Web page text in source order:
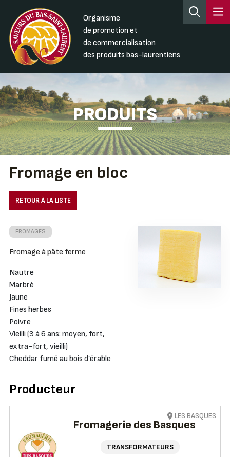
Organisme
de promotion et
de commercialisation
des produits bas-laurentiens
PRODUITS
Fromage en bloc
RETOUR À LA LISTE
FROMAGES
Fromage à pâte ferme
Nautre
Marbré
Jaune
Fines herbes
Poivre
Vieilli (3 à 6 ans: moyen, fort,
extra-fort, vieilli)
Cheddar fumé au bois d’érable
Producteur
Fromagerie des Basques
TRANSFORMATEURS
LES BASQUES